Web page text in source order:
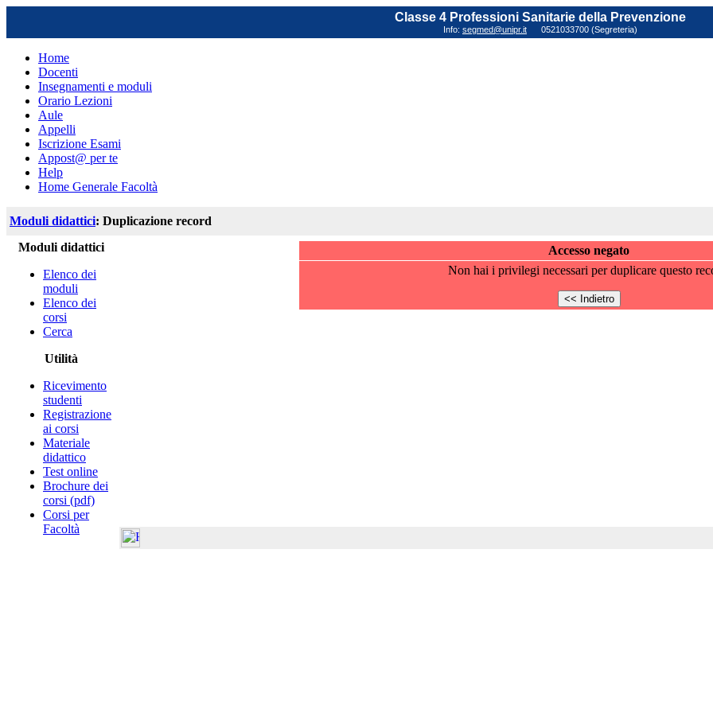
Classe 4 Professioni Sanitarie della Prevenzione
Info: segmed@unipr.it 0521033700 (Segreteria)
Home
Docenti
Insegnamenti e moduli
Orario Lezioni
Aule
Appelli
Iscrizione Esami
Appost@ per te
Help
Home Generale Facoltà
Moduli didattici: Duplicazione record
Moduli didattici
Elenco dei
moduli
Elenco dei
corsi
Cerca
Utilità
Ricevimento
studenti
Registrazione
ai corsi
Materiale
didattico
Test online
Brochure dei
corsi (pdf)
Corsi per
Facoltà
Accesso negato
Non hai i privilegi necessari per duplicare questo